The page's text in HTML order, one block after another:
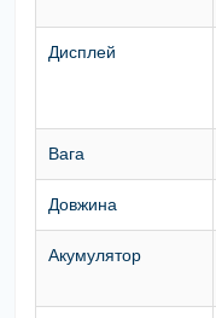
Дисплей
Вага
Довжина
Акумулятор